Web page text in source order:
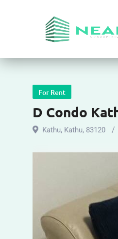
For Rent
D Condo
Kathu, Kathu, 83120